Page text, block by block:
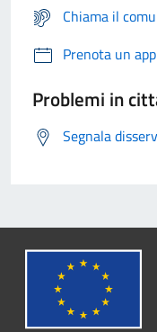
Chiama il
Prenota un
Problemi in
Segnala